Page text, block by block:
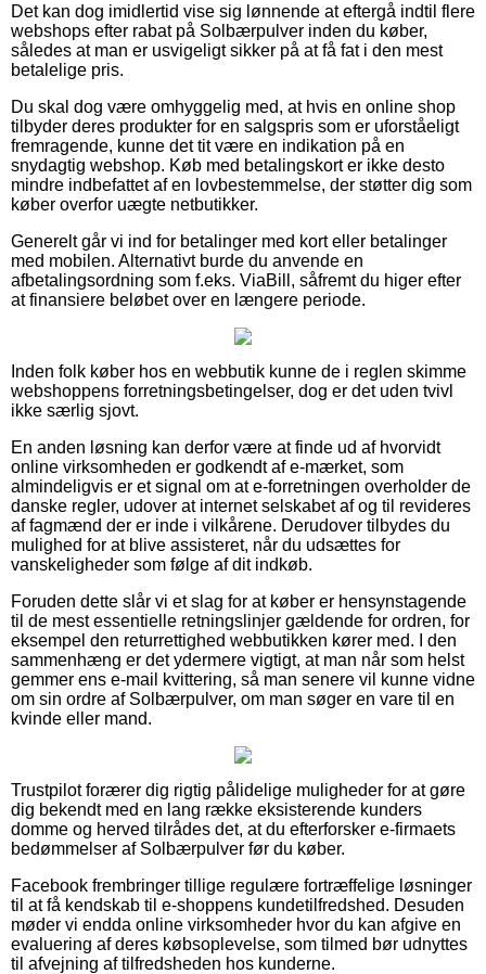
Det kan dog imidlertid vise sig lønnende at eftergå indtil flere
webshops efter rabat på Solbærpulver inden du køber,
således at man er usvigeligt sikker på at få fat i den mest
betalelige pris.
Du skal dog være omhyggelig med, at hvis en online shop
tilbyder deres produkter for en salgspris som er uforståeligt
fremragende, kunne det tit være en indikation på en
snydagtig webshop. Køb med betalingskort er ikke desto
mindre indbefattet af en lovbestemmelse, der støtter dig som
køber overfor uægte netbutikker.
Generelt går vi ind for betalinger med kort eller betalinger
med mobilen. Alternativt burde du anvende en
afbetalingsordning som f.eks. ViaBill, såfremt du higer efter
at finansiere beløbet over en længere periode.
Inden folk køber hos en webbutik kunne de i reglen skimme
webshoppens forretningsbetingelser, dog er det uden tvivl
ikke særlig sjovt.
En anden løsning kan derfor være at finde ud af hvorvidt
online virksomheden er godkendt af e-mærket, som
almindeligvis er et signal om at e-forretningen overholder de
danske regler, udover at internet selskabet af og til revideres
af fagmænd der er inde i vilkårene. Derudover tilbydes du
mulighed for at blive assisteret, når du udsættes for
vanskeligheder som følge af dit indkøb.
Foruden dette slår vi et slag for at køber er hensynstagende
til de mest essentielle retningslinjer gældende for ordren, for
eksempel den returrettighed webbutikken kører med. I den
sammenhæng er det ydermere vigtigt, at man når som helst
gemmer ens e-mail kvittering, så man senere vil kunne vidne
om sin ordre af Solbærpulver, om man søger en vare til en
kvinde eller mand.
Trustpilot forærer dig rigtig pålidelige muligheder for at gøre
dig bekendt med en lang række eksisterende kunders
domme og herved tilrådes det, at du efterforsker e-firmaets
bedømmelser af Solbærpulver før du køber.
Facebook frembringer tillige regulære fortræffelige løsninger
til at få kendskab til e-shoppens kundetilfredshed. Desuden
møder vi endda online virksomheder hvor du kan afgive en
evaluering af deres købsoplevelse, som tilmed bør udnyttes
til afvejning af tilfredsheden hos kunderne.